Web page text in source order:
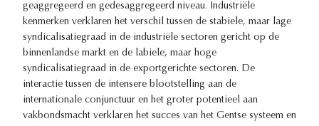
geaggregeerd en gedesaggregeerd niveau. Industriële
kenmerken verklaren het verschil tussen de stabiele, maar lage
syndicalisatiegraad in de industriële sectoren gericht op de
binnenlandse markt en de labiele, maar hoge
syndicalisatiegraad in de exportgerichte sectoren. De
interactie tussen de intensere blootstelling aan de
internationale conjunctuur en het groter potentieel aan
vakbondsmacht verklaren het succes van het Gentse systeem en